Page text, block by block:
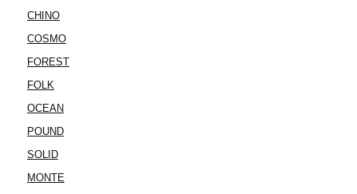
CHINO
COSMO
FOREST
FOLK
OCEAN
POUND
SOLID
MONTE